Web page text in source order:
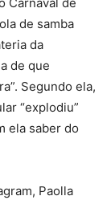
de samba
da
de que
Segundo ela,
“explodiu”
ela saber do
Paolla